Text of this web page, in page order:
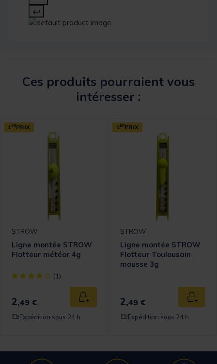
Ces produits pourraient vous
intéresser :
1ERPRIX
STROW
Ligne montée STROW
Flotteur météor 4g
[object Object] out of 5 Customer Rating
(1)
2,49 € Ajouter au panier
Expédition sous 24 h
1ERPRIX
STROW
Ligne montée STROW
Flotteur Toulousain
mousse 3g
2,49 €
Expédition sous 24 h